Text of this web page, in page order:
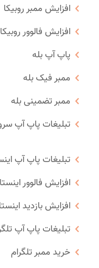
افزایش ممبر روبیکا
افزایش فالوور روبیکا
پاپ آپ بله
ممبر فیک بله
ممبر تضمینی بله
تبلیغات پاپ آپ
تبلیغات پاپ آپ
افزایش فالوور
افزایش بازدید
تبلیغات پاپ آپ
خرید ممبر تلگرام